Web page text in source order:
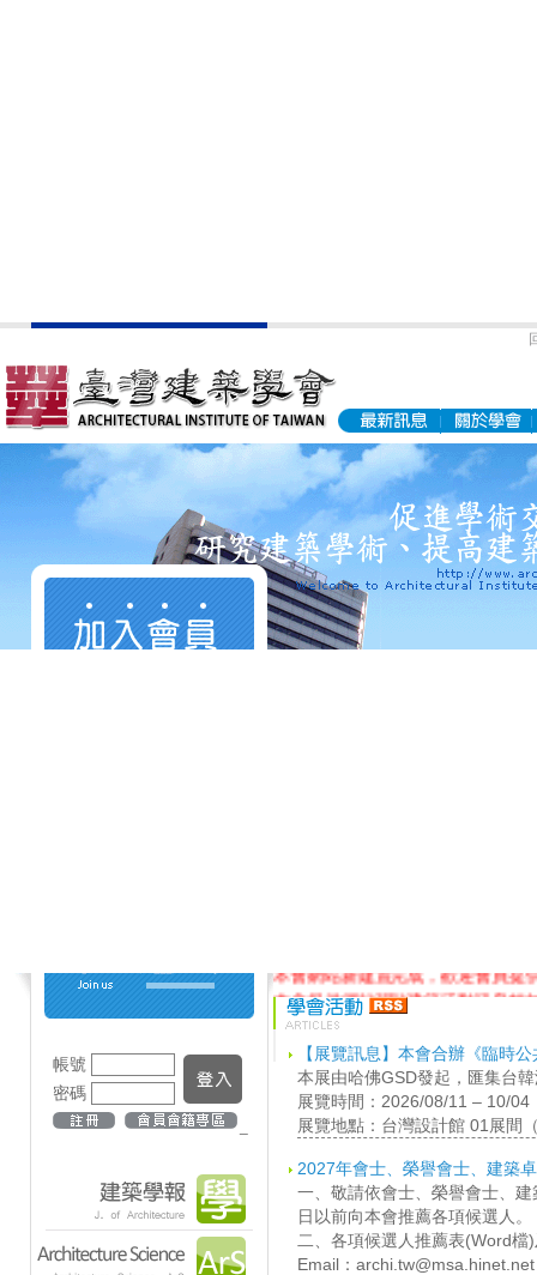
帳號
密碼
本會網站新建置完成，歡迎會員提
本會提供網站張貼建築活動訊息轉
【展覽訊息】本會合辦《臨時
本展由哈佛GSD發起，匯集台
展覽時間：2026/08/11 – 10/
展覽地點：台灣設計館 01展間
2027年會士、榮譽會士、建築
一、敬請依會士、榮譽會士、
日以前向本會推薦各項候選人。
二、各項候選人推薦表(Word
Email：archi.tw@msa.hinet.net